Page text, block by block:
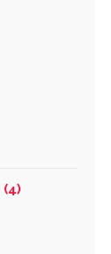
(4)